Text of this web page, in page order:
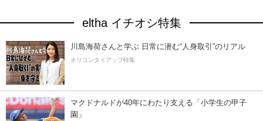
eltha イチオシ特集
川島海荷さんと学ぶ 日常に潜む“人身取引”のリアル
オリコンタイアップ特集
マクドナルドが40年にわたり支える「小学生の甲子
園」